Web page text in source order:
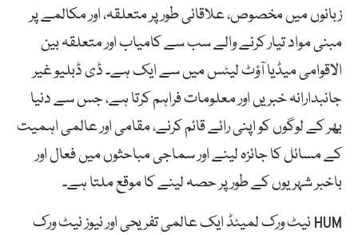
زبانوں میں مخصوص، علاقائی طور پر متعلقہ، اور مکالمے پر
مبنی مواد تیار کرنے والے سب سے کامیاب اور متعلقہ بین
الاقوامی میڈیا آؤٹ لیٹس میں سے ایک ہے۔ ڈی ڈبلیو غیر
جانبدارانہ خبریں اور معلومات فراہم کرتا ہے، جس سے دنیا
بھر کے لوگوں کو اپنی رائے قائم کرنے، مقامی اور عالمی اہمیت
کے مسائل کا جائزہ لینے اور سماجی مباحثوں میں فعال اور
باخبر شہریوں کے طور پر حصہ لینے کا موقع ملتا ہے۔
HUM نیٹ ورک لمیٹڈ ایک عالمی تفریحی اور نیوز نیٹ ورک